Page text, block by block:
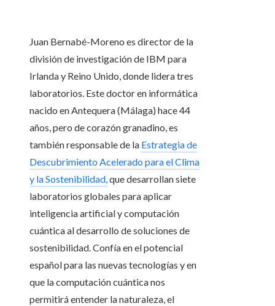
Juan Bernabé-Moreno es director de la
división de investigación de IBM para
Irlanda y Reino Unido, donde lidera tres
laboratorios. Este doctor en informática
nacido en Antequera (Málaga) hace 44
años, pero de corazón granadino, es
también responsable de la Estrategia de
Descubrimiento Acelerado para el Clima
y la Sostenibilidad,que desarrollan siete
laboratorios globales para aplicar
inteligencia artificial y computación
cuántica al desarrollo de soluciones de
sostenibilidad. Confía en el potencial
español para las nuevas tecnologías y en
que la computación cuántica nos
permitirá entender la naturaleza, el